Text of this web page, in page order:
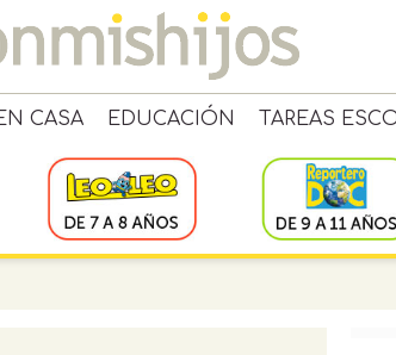
CASA EDUCACIÓN TAREAS